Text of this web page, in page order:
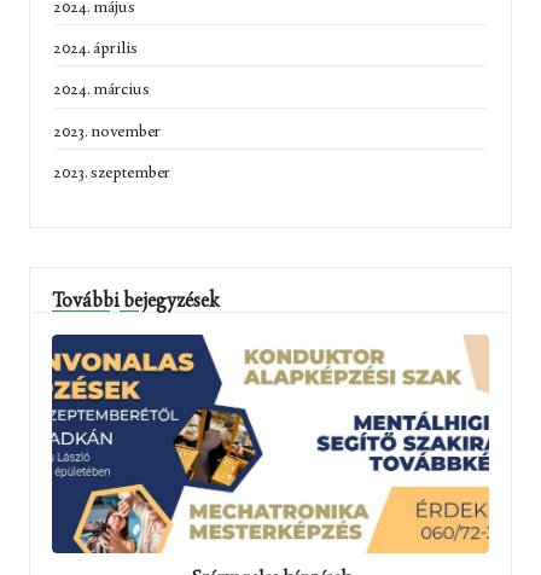
2024. május
2024. április
2024. március
2023. november
2023. szeptember
További bejegyzések